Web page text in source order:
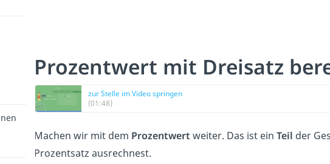
Prozentwert mit Dreisatz
zur Stelle im Video springen
(01:48)
Machen wir mit dem Prozentwert weiter. Das ist ein Teil der
Prozentsatz ausrechnest.